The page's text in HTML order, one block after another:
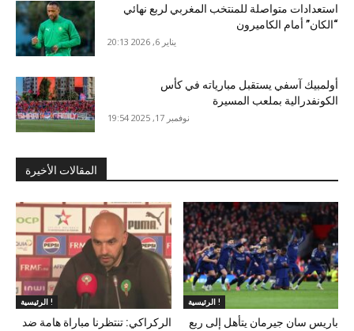
استعدادات متواصلة للمنتخب المغربي لربع نهائي
“الكان” أمام الكاميرون
يناير 6, 2026 20:13
أولمبيك آسفي يستقبل مبارياته في كأس
الكونفدرالية بملعب المسيرة
نوفمبر 17, 2025 19:54
المقالات الأخيرة
الرئيسية !
الركراكي: تنتظرنا مباراة هامة ضد
الرئيسية !
باريس سان جيرمان يتأهل إلى ربع